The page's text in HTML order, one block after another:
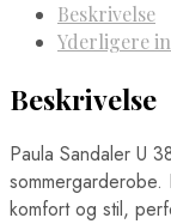
Beskrivelse
Yderligere
Beskrivelse
Paula Sandaler U
komfort og stil,